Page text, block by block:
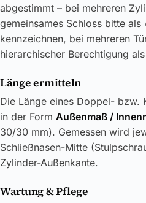
abgestimmt – bei mehreren
gemeinsames Schloss bitte als
kennzeichnen, bei mehreren
hierarchischer Berechtigung als
Länge ermitteln
Die Länge eines Doppel- bzw.
in der Form Außenmaß /
30/30 mm). Gemessen wird
Schließnasen-Mitte
Zylinder-Außenkante.
Wartung & Pflege